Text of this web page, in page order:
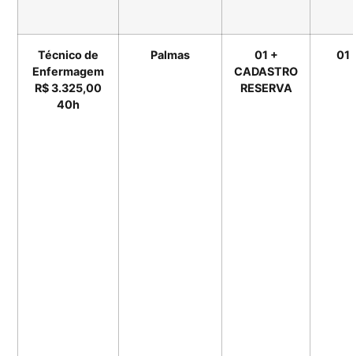
Técnico de
Enfermagem
R$ 3.325,00
40h
Palmas
01 +
CADASTRO
RESERVA
01